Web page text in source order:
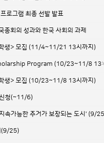
로그램 최종 선발 발표
회의 성과와 한국 사회의 과제
생> 모집 (11/4~11/21 13시까지)
Program (10/23~11/8
생> 모집 (10/23~11/8 13시까지)
신청(~11/6)
속가능한 주거가 보장되는 도시' (9/
(9/25)